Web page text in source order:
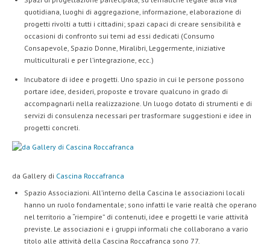
quotidiana, luoghi di aggregazione, informazione, elaborazione di
progetti rivolti a tutti i cittadini; spazi capaci di creare sensibilità e
occasioni di confronto sui temi ad essi dedicati (Consumo
Consapevole, Spazio Donne, Miralibri, Leggermente, iniziative
multiculturali e per l’integrazione, ecc.)
Incubatore di idee e progetti. Uno spazio in cui le persone possono
portare idee, desideri, proposte e trovare qualcuno in grado di
accompagnarli nella realizzazione. Un luogo dotato di strumenti e di
servizi di consulenza necessari per trasformare suggestioni e idee in
progetti concreti.
da Gallery di Cascina Roccafranca
Spazio Associazioni. All’interno della Cascina le associazioni locali
hanno un ruolo fondamentale; sono infatti le varie realtà che operano
nel territorio a “riempire” di contenuti, idee e progetti le varie attività
previste. Le associazioni e i gruppi informali che collaborano a vario
titolo alle attività della Cascina Roccafranca sono 77.